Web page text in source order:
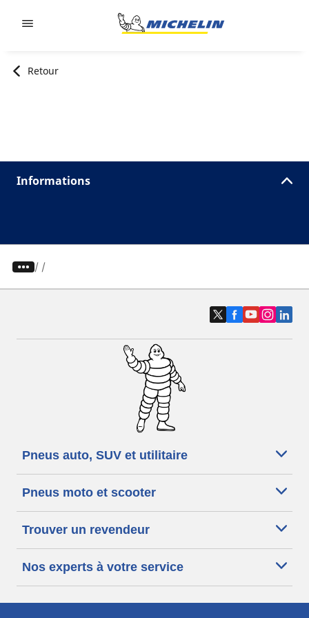
Retour
Informations
/
Pneus auto, SUV et utilitaire
Pneus moto et scooter
Trouver un revendeur
Nos experts à votre service